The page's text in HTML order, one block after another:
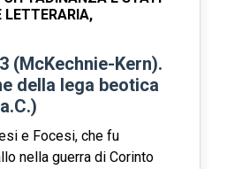
LETTERARIA,
(McKechnie-Kern).
della lega beotica
e Focesi, che fu
nella guerra di Corinto